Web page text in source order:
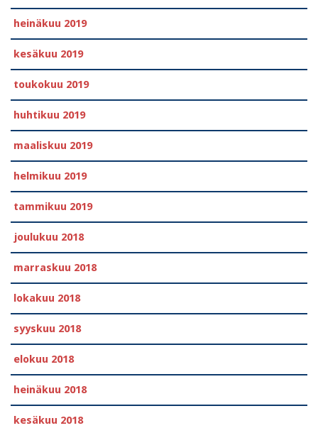
heinäkuu 2019
kesäkuu 2019
toukokuu 2019
huhtikuu 2019
maaliskuu 2019
helmikuu 2019
tammikuu 2019
joulukuu 2018
marraskuu 2018
lokakuu 2018
syyskuu 2018
elokuu 2018
heinäkuu 2018
kesäkuu 2018